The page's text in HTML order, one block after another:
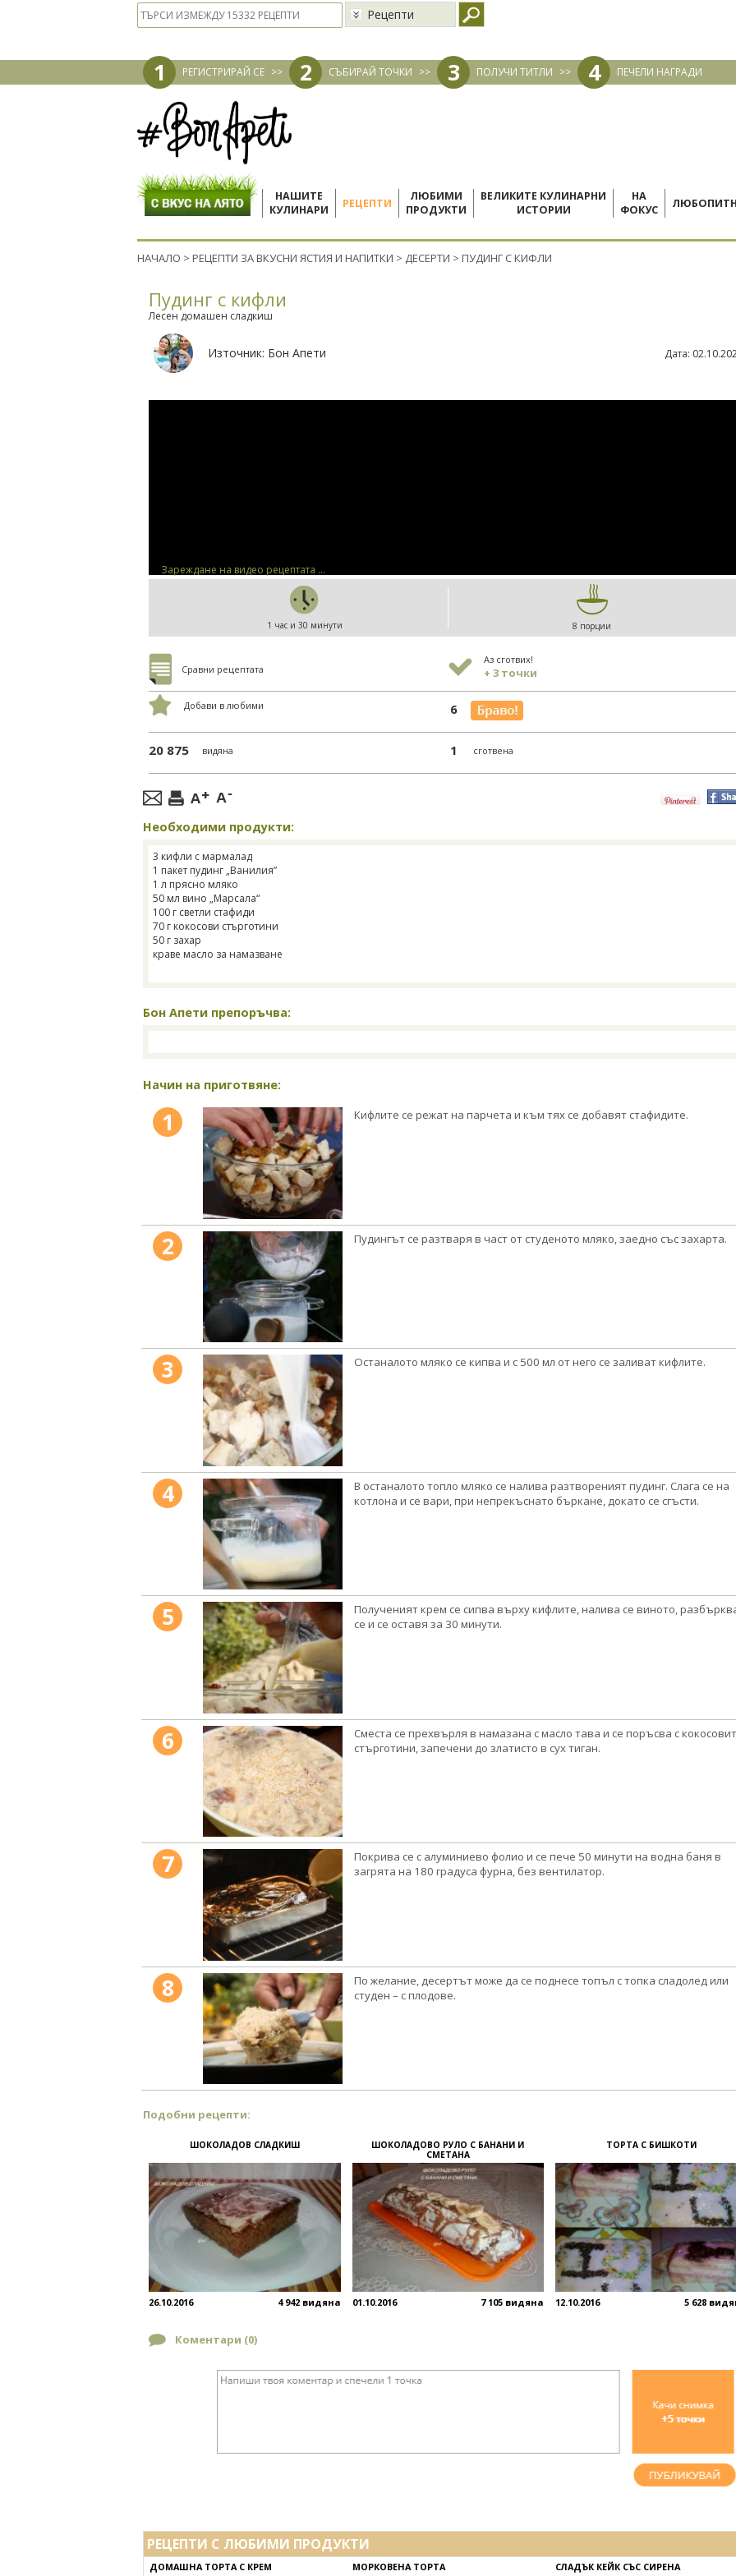
Рецепти
1 РЕГИСТРИРАЙ СЕ >> 2 СЪБИРАЙ ТОЧКИ >> 3 ПОЛУЧИ ТИТЛИ >> 4 ПЕЧЕЛИ НАГРАДИ
НАШИТЕ
КУЛИНАРИ
РЕЦЕПТИ
ЛЮБИМИ
ПРОДУКТИ
ВЕЛИКИТЕ КУЛИНАРНИ
ИСТОРИИ
НА
ФОКУС
НАЧАЛО > РЕЦЕПТИ ЗА ВКУСНИ ЯСТИЯ И НАПИТКИ > ДЕСЕРТИ > ПУДИНГ С КИФЛИ
Пудинг с кифли
Лесен домашен сладкиш
Източник: Бон Апети Дата:
Зареждане на видео рецептата ...
1 час и 30 минути 8 порции
Сравни рецептата
Аз сготвих!
+ 3 точки
Добави в любими 6
20 875 видяна 1 сготвена
Необходими продукти:
3 кифли с мармалад
1 пакет пудинг „Ванилия”
1 л прясно мляко
50 мл вино „Марсала“
100 г светли стафиди
70 г кокосови стърготини
50 г захар
краве масло за намазване
Бон Апети препоръчва:
Начин на приготвяне:
1 Кифлите се режат на парчета и към тях се добавят стафидите.
2 Пудингът се разтваря в част от студеното мляко, заедно със захарта.
3 Останалото мляко се кипва и с 500 мл от него се заливат кифлите.
4
В останалото топло мляко се налива разтвореният пудинг. Слага се на
котлона и се вари, при непрекъснато бъркане, докато се сгъсти.
5
Полученият крем се сипва върху кифлите, налива се виното,
се и се оставя за 30 минути.
6
Сместа се прехвърля в намазана с масло тава и се поръсва с
стърготини, запечени до златисто в сух тиган.
7
Покрива се с алуминиево фолио и се пече 50 минути на водна баня в
загрята на 180 градуса фурна, без вентилатор.
8
По желание, десертът може да се поднесе топъл с топка сладолед или
студен – с плодове.
Подобни рецепти:
ШОКОЛАДОВ СЛАДКИШ
26.10.2016 4 942 видяна
ШОКОЛАДОВО РУЛО С БАНАНИ И
СМЕТАНА
01.10.2016 7 105 видяна
ТОРТА С БИШКОТИ
12.10.2016 5 628
Коментари (0)
РЕЦЕПТИ С ЛЮБИМИ ПРОДУКТИ
ДОМАШНА ТОРТА С КРЕМ МОРКОВЕНА ТОРТА СЛАДЪК КЕЙК СЪС СИРЕНА